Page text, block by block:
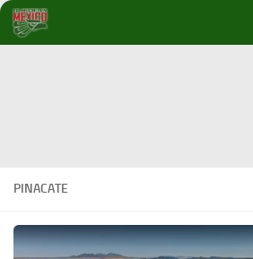
Debajo del contenido
PINACATE